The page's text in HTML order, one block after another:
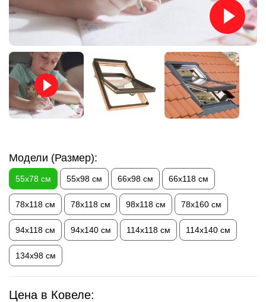
Модели (Размер):
55х78 см 55х98 см 66х98 см 66х118 см
78х118 см 78х118 см 98х118 см 78х160 см
94х118 см 94х140 см 114х118 см 114х140 см
134х98 см
Цена в Ковеле: